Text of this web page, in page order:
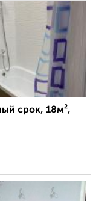
срок, 18м²,